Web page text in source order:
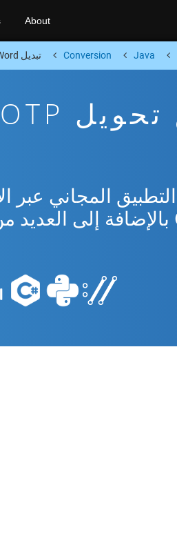
About
Java
Conversion تبدیل Word بهOTP، OTT به OTP مبدل رایگان یا Java SDK